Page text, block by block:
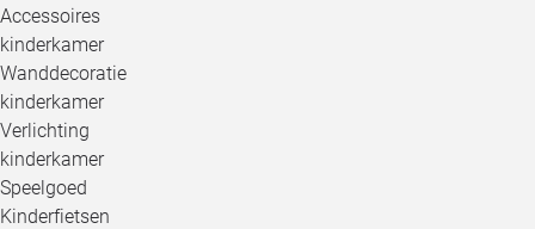
Accessoires
kinderkamer
Wanddecoratie
kinderkamer
Verlichting
kinderkamer
Speelgoed
Kinderfietsen